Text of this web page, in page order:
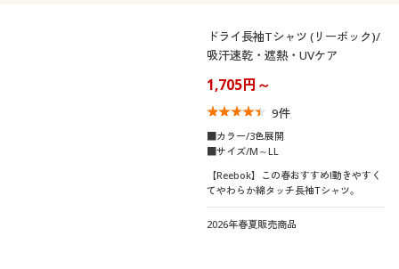
ドライ長袖Tシャツ (リーボック)/
吸汗速乾・遮熱・UVケア
1,705円～
9件
■カラー/3色展開
■サイズ/M～LL
【Reebok】この春おすすめ!動きやすく
てやわらか綿タッチ長袖Tシャツ。
2026年春夏販売商品